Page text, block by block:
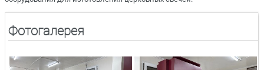
Фотогалерея